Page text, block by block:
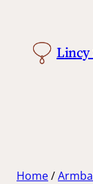
Lincy
Home/